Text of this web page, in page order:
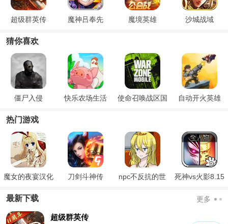
超级群英传 魔神吕奉先 魔境英雄 沙城战域
猜你喜欢
僵尸入侵 快乐农场生活
使命召唤战区国
自动开火英雄
热门游戏
魔女的夜宴汉化
刀剑斗神传
npc不反抗的世
死神vs火影8.15
最新下载 更多
超级群英传